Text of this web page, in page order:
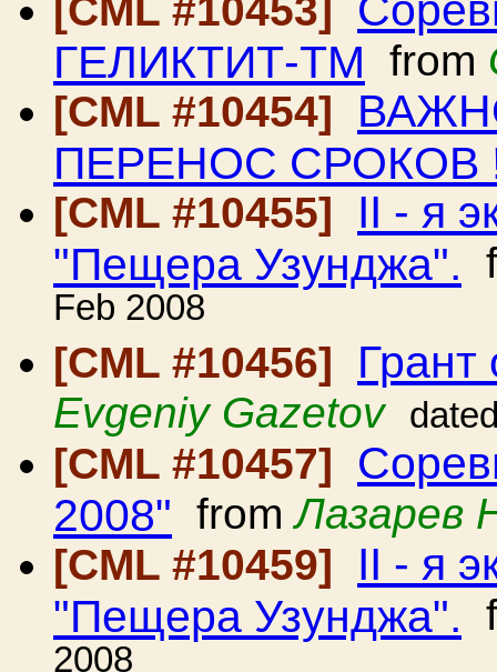
[CML #10453]
ГЕЛИКТИТ-ТМ from
[CML #10454]
ПЕРЕНОС СРОКОВ
[CML #10455]
II - я
"Пещера Узунджа".
Feb 2008
[CML #10456]
Evgeniy Gazetov
[CML #10457]
2008" fromЛазарев
[CML #10459]
II - я
"Пещера Узунджа".